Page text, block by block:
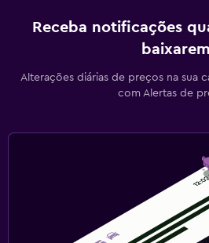
Receba notificações
baixarem
Alterações diárias de preços na sua
com Alertas de